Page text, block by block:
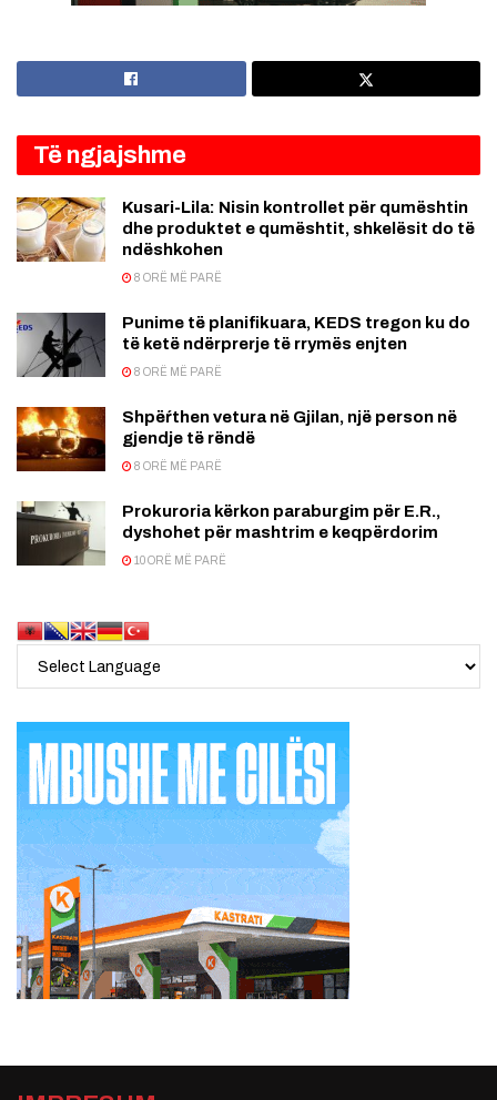
Të ngjajshme
Kusari-Lila: Nisin kontrollet për qumështin
dhe produktet e qumështit, shkelësit do të
ndëshkohen
8 ORË MË PARË
Punime të planifikuara, KEDS tregon ku do
të ketë ndërprerje të rrymës enjten
8 ORË MË PARË
Shpëŕthen vetura në Gjilan, një person në
gjendje të rëndë
8 ORË MË PARË
Prokuroria kërkon paraburgim për E.R.,
dyshohet për mashtrim e keqpërdorim
10 ORË MË PARË